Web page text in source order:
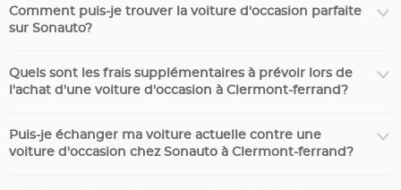
Comment puis-je trouver la voiture d'occasion parfaite
sur Sonauto?
Quels sont les frais supplémentaires à prévoir lors de
l'achat d'une voiture d'occasion à Clermont-ferrand?
Puis-je échanger ma voiture actuelle contre une
voiture d'occasion chez Sonauto à Clermont-ferrand?